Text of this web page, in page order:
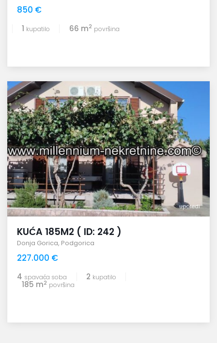
850 €
1 kupatilo 66 m2 površina
uporedi
KUĆA 185M2 ( ID: 242 )
Donja Gorica, Podgorica
227.000 €
4 spavaća soba 2 kupatilo
185 m2 površina